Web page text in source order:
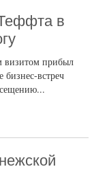
в
прибыл
встреч